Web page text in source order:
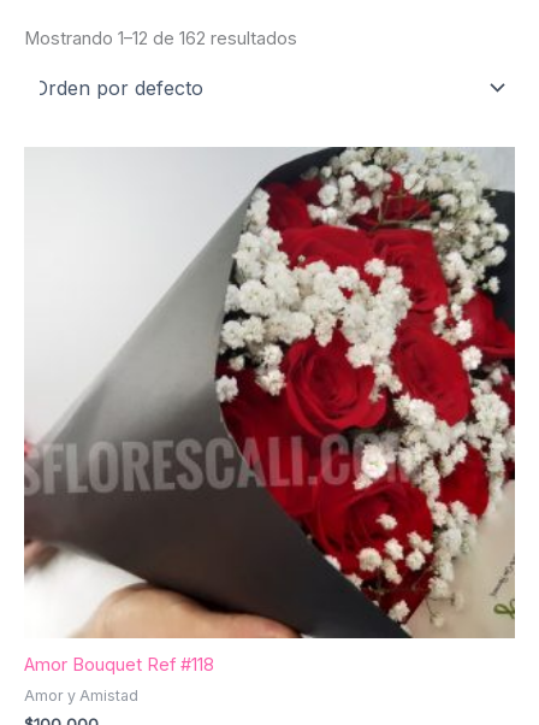
Mostrando 1–12 de 162 resultados
Amor Bouquet Ref #118
Amor y Amistad